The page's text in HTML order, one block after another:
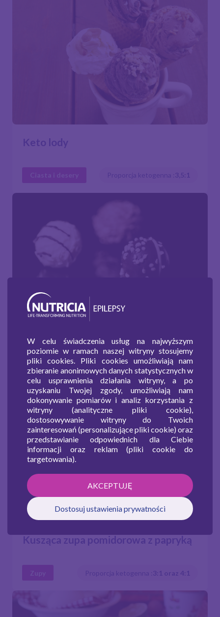
Keto lody
Ciasta i desery Proporcja ketogenna : 3,5:1
Kulki czekoladowo-kokosowe
Ciasta i desery Proporcja ketogenna :4:1
Kusząca zupa pomidorowa z papryką
Zupy Proporcja ketogenna : 3:1 oraz 4:1
W celu świadczenia usług na najwyższym
poziomie w ramach naszej witryny stosujemy
pliki cookies. Pliki cookies umożliwiają nam
zbieranie anonimowych danych statystycznych w
celu usprawnienia działania witryny, a po
uzyskaniu Twojej zgody, umożliwiają nam
dokonywanie pomiarów i analiz korzystania z
witryny (analityczne pliki cookie),
dostosowywanie witryny do Twoich
zainteresowań (personalizujące pliki cookie) oraz
przedstawianie odpowiednich dla Ciebie
informacji oraz reklam (pliki cookie do
targetowania).
AKCEPTUJĘ
Dostosuj ustawienia prywatności